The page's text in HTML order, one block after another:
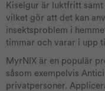
Kiselgur är luktfritt
vilket gör att det kan
insektsproblem i
timmar och varar i upp
MyrNIX är en populär
såsom exempelvis
privatpersoner.